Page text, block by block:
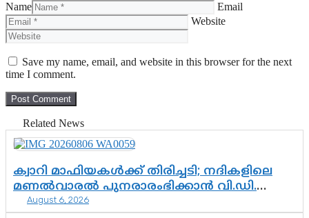
Name
Email
Website
Save my name, email, and website in this browser for the next
time I comment.
Related News
ക്വാറി മാഫിയകൾക്ക് തിരിച്ചടി; നദികളിലെ
മണൽവാരൽ പുനരാരംഭിക്കാൻ വി.ഡി.
സർക്കാർ തീരുമാനം
August 6, 2026